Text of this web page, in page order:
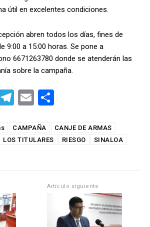
útil en excelentes condiciones.
abren todos los días, fines de
9:00 a 15:00 horas. Se pone a
6671263780 donde se atenderán las
sobre la campaña.
T
e
gr
E
ail m
CAMPAÑA
CANJE DE ARMAS
LOS TITULARES RIESGO
SINALOA
Artículo siguiente